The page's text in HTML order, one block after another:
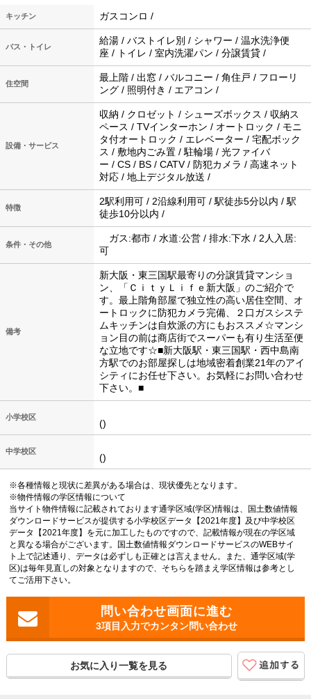
キッチン ガスコンロ /
バス・トイレ
給湯 / バストイレ別 / シャワー / 温水洗浄便
座 / トイレ / 室内洗濯パン / 分譲賃貸 /
住空間
最上階 / 出窓 / バルコニー / 角住戸 / フローリ
ング / 照明付き / エアコン /
設備・サービス
収納 / クロゼット / シューズボックス / 収納ス
ペース / TVインターホン / オートロック / モニ
タ付オートロック / エレベーター / 宅配ボック
ス / 敷地内ごみ置 / 駐輪場 / 光ファイバ
ー / CS / BS / CATV / 防犯カメラ / 高速ネット
対応 / 地上デジタル放送 /
特徴
2駅利用可 / 2沿線利用可 / 駅徒歩5分以内 / 駅
徒歩10分以内 /
条件・その他
ガス:都市 / 水道:公営 / 排水:下水 / 2人入居:
可
備考
新大阪・東三国駅最寄りの分譲賃貸マンショ
ン、「ＣｉｔｙＬｉｆｅ新大阪」のご紹介で
す。最上階角部屋で独立性の高い居住空間、オ
ートロックに防犯カメラ完備、２口ガスシステ
ムキッチンは自炊派の方にもおススメ☆マンシ
ョン目の前は商店街でスーパーも有り生活至便
な立地です☆■新大阪駅・東三国駅・西中島南
方駅でのお部屋探しは地域密着創業21年のアイ
シティにお任せ下さい。お気軽にお問い合わせ
下さい。■
小学校区
()
中学校区
()
※各種情報と現状に差異がある場合は、現状優先となります。
※物件情報の学区情報について
当サイト物件情報に記載されております通学区域(学区)情報は、国土数値情報
ダウンロードサービスが提供する小学校区データ【2021年度】及び中学校区
データ【2021年度】を元に加工したものですので、記載情報が現在の学区域
と異なる場合がございます。国土数値情報ダウンロードサービスのWEBサイ
ト上で記述通り、データは必ずしも正確とは言えません。また、通学区域(学
区)は毎年見直しの対象となりますので、そちらを踏まえ学区情報は参考とし
てご活用下さい。
3項目入力でカンタン問い合わせ
お気に入り一覧を見る